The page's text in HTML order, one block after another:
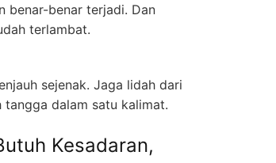
benar-benar terjadi. Dan
terlambat.
sejenak. Jaga lidah dari
dalam satu kalimat.
Kesadaran,